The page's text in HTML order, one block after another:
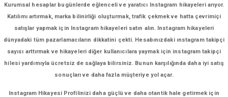
Kurumsal hesaplar bugünlerde eğlenceli ve yaratıcı Instagram hikayeleri arıyor.
Katılımı artırmak, marka bilinirliği oluşturmak, trafik çekmek ve hatta çevrimiçi
satışlar yapmak için Instagram hikayeleri satın alın. Instagram hikayeleri
dünyadaki tüm pazarlamacıların dikkatini çekti. Hesabınızdaki ınstagram takipçi
sayısı arttırmak ve hikayeleri diğer kullanıcılara yaymak için instagram takipçi
hilesi yardımıyla ücretsiz de sağlaya bilirsiniz. Bunun karşılığında daha iyi satış
sonuçları ve daha fazla müşteriye yol açar.
Instagram Hikayesi Profilinizi daha güçlü ve daha otantik hale getirmek için